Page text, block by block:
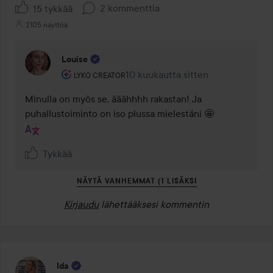
15 tykkää 2 kommenttia
2105 näyttöä
Louise
LYKO CREATOR
Käyttäjän rooli: Lyko Creator.
10 kuukautta sitten
Kommentti lisättiin 10 kuukautta
Minulla on myös se, ääähhhh rakastan! Ja
puhallustoiminto on iso plussa mielestäni 🤩
Tykkää
NÄYTÄ VANHEMMAT (1 LISÄKSI
Kirjaudu lähettääksesi kommentin
Ida